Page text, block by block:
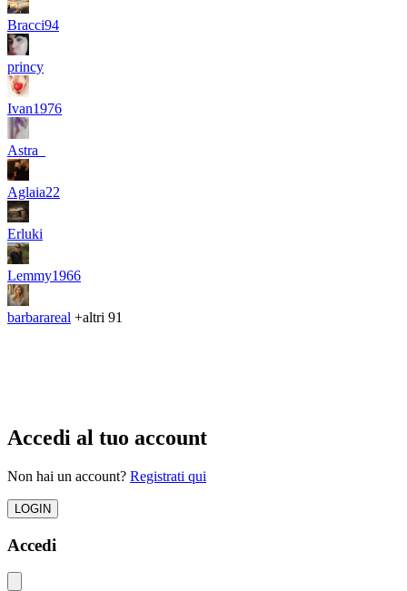
Bracci94
princy
Ivan1976
Astra_
Aglaia22
Erluki
Lemmy1966
barbarareal +altri 91
Accedi al tuo account
Non hai un account? Registrati qui
LOGIN
Accedi